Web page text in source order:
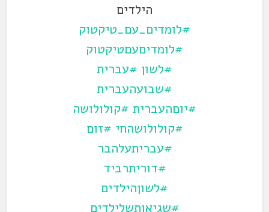
הילדים
#לומדים_עם_טיקטוק
#לומדיםעםטיקטוק
#לשון #עברית
#שבועהעברית
#יוםהעברית #קולולושה
#קולולושהחי #זום
#עבריתעלהבר
#דוריתרביד
#לשוןהילדים
#שגיאותשלילדים